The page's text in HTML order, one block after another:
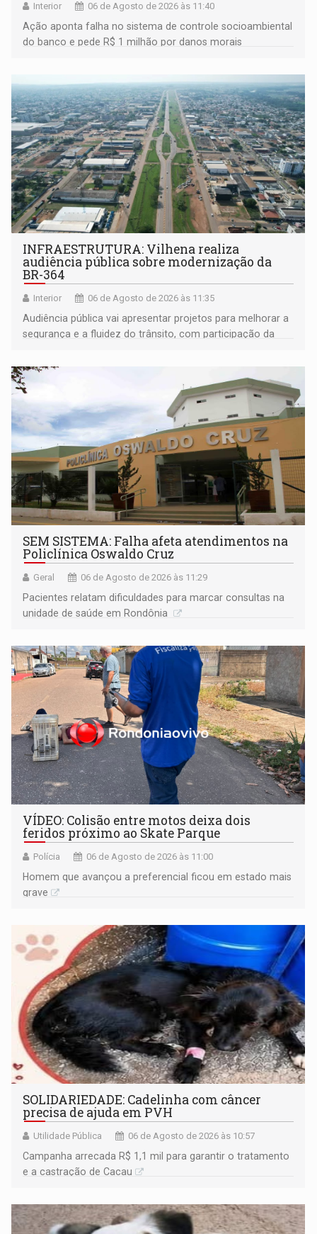
Interior 06 de Agosto de 2026 às 11:40
Ação aponta falha no sistema de controle socioambiental
do banco e pede R$ 1 milhão por danos morais
INFRAESTRUTURA: Vilhena realiza
audiência pública sobre modernização da
BR-364
Interior 06 de Agosto de 2026 às 11:35
Audiência pública vai apresentar projetos para melhorar a
segurança e a fluidez do trânsito, com participação da
SEM SISTEMA: Falha afeta atendimentos na
Policlínica Oswaldo Cruz
Geral 06 de Agosto de 2026 às 11:29
Pacientes relatam dificuldades para marcar consultas na
unidade de saúde em Rondônia
VÍDEO: Colisão entre motos deixa dois
feridos próximo ao Skate Parque
Polícia 06 de Agosto de 2026 às 11:00
Homem que avançou a preferencial ficou em estado mais
grave
SOLIDARIEDADE: Cadelinha com câncer
precisa de ajuda em PVH
Utilidade Pública 06 de Agosto de 2026 às 10:57
Campanha arrecada R$ 1,1 mil para garantir o tratamento
e a castração de Cacau